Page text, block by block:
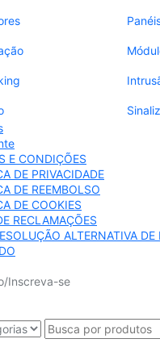
E CONDIÇÕES
DE PRIVACIDADE
DE REEMBOLSO
DE COOKIES
RECLAMAÇÕES
ALTERNATIVA DE
Inscreva-se